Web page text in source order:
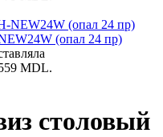
(опал 24 пр)
MDL.
столовый